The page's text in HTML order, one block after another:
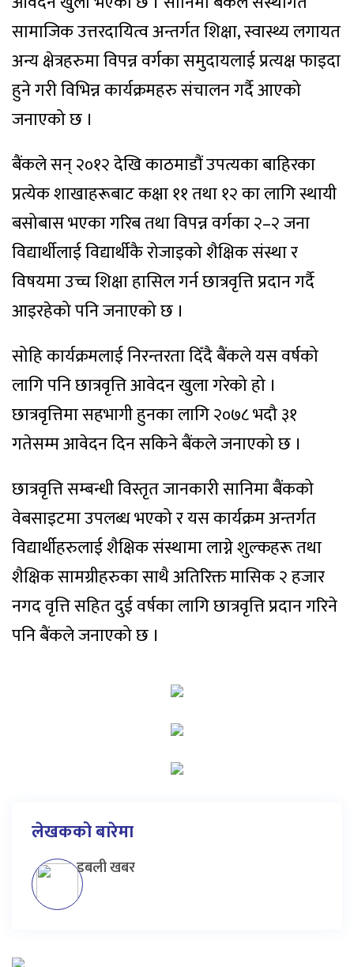
सामाजिक उत्तरदायित्व अन्तर्गत शिक्षा, स्वास्थ्य लगायत
अन्य क्षेत्रहरुमा विपन्न वर्गका समुदायलाई प्रत्यक्ष फाइदा
हुने गरी विभिन्न कार्यक्रमहरु संचालन गर्दै आएको
जनाएको छ ।
बैंकले सन् २०१२ देखि काठमाडौं उपत्यका बाहिरका
प्रत्येक शाखाहरूबाट कक्षा ११ तथा १२ का लागि स्थायी
बसोबास भएका गरिब तथा विपन्न वर्गका २–२ जना
विद्यार्थीलाई विद्यार्थीकै रोजाइको शैक्षिक संस्था र
विषयमा उच्च शिक्षा हासिल गर्न छात्रवृत्ति प्रदान गर्दै
आइरहेको पनि जनाएको छ ।
सोहि कार्यक्रमलाई निरन्तरता दिँदै बैंकले यस वर्षको
लागि पनि छात्रवृत्ति आवेदन खुला गरेको हो ।
छात्रवृत्तिमा सहभागी हुनका लागि २०७८ भदौ ३१
गतेसम्म आवेदन दिन सकिने बैंकले जनाएको छ ।
छात्रवृत्ति सम्बन्धी विस्तृत जानकारी सानिमा बैंकको
वेबसाइटमा उपलब्ध भएको र यस कार्यक्रम अन्तर्गत
विद्यार्थीहरुलाई शैक्षिक संस्थामा लाग्ने शुल्कहरू तथा
शैक्षिक सामग्रीहरुका साथै अतिरिक्त मासिक २ हजार
नगद वृत्ति सहित दुई वर्षका लागि छात्रवृत्ति प्रदान गरिने
पनि बैंकले जनाएको छ ।
लेखकको बारेमा
डबली खबर